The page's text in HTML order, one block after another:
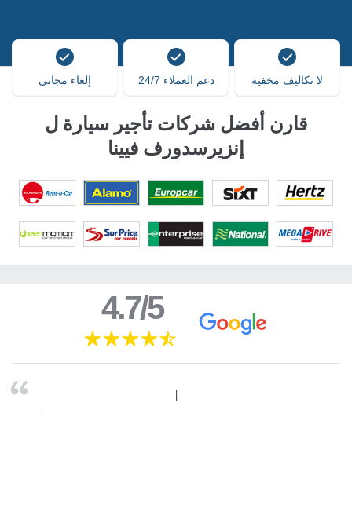
لا تكاليف مخفية دعم العملاء 24/7 إلغاء مجاني
قارن أفضل شركات تأجير سيارة ل
إنزيرسدورف فيينا
4.7/5